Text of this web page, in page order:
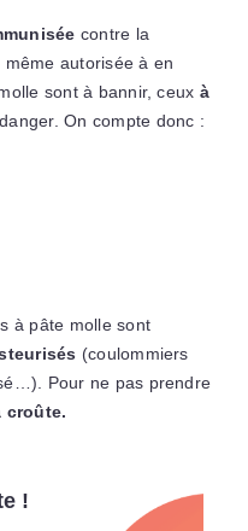
contre la
autorisée à en
sont à bannir, ceux à
On compte donc :
à pâte molle sont
(coulommiers
Pour ne pas prendre
croûte.
!